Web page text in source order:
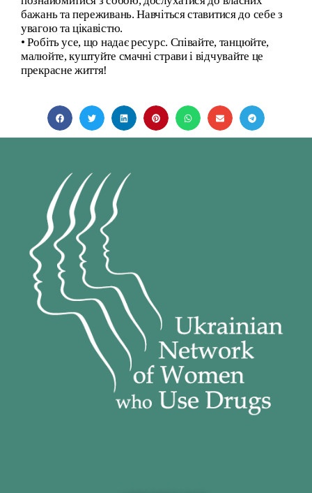
бажань та переживань. Навчіться ставитися до себе з
увагою та цікавістю.
• Робіть усе, що надає ресурс. Співайте, танцюйте,
малюйте, куштуйте смачні страви і відчувайте це
прекрасне життя!